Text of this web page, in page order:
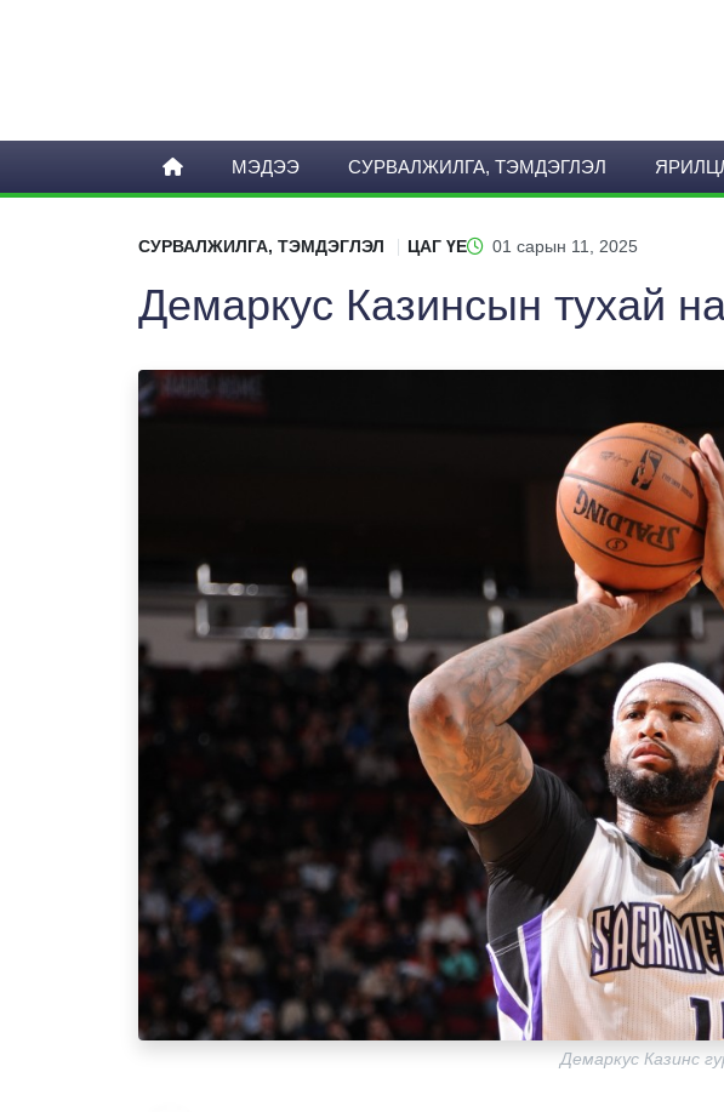
МЭДЭЭ СУРВАЛЖИЛГА, ТЭМДЭГЛЭЛ
СУРВАЛЖИЛГА, ТЭМДЭГЛЭЛ ЦАГ ҮЕ 01 сарын 11, 2025
Демаркус Казинсын тухай
Демаркус Казинс